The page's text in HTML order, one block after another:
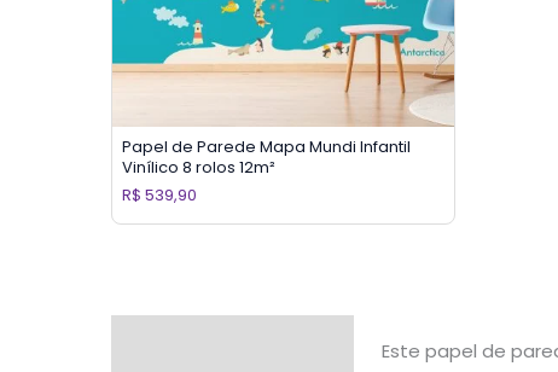
Papel de Parede Mapa Mundi Infantil
Vinílico 8 rolos 12m²
R$ 539,90
Este papel de